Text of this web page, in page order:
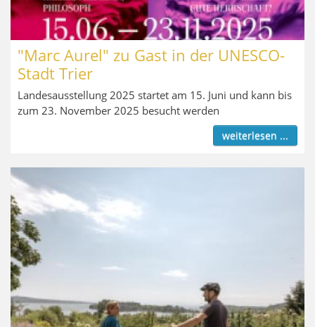
"Marc Aurel" zu Gast in der UNESCO-
Stadt Trier
Landesausstellung 2025 startet am 15. Juni und kann bis
zum 23. November 2025 besucht werden
weiterlesen ...